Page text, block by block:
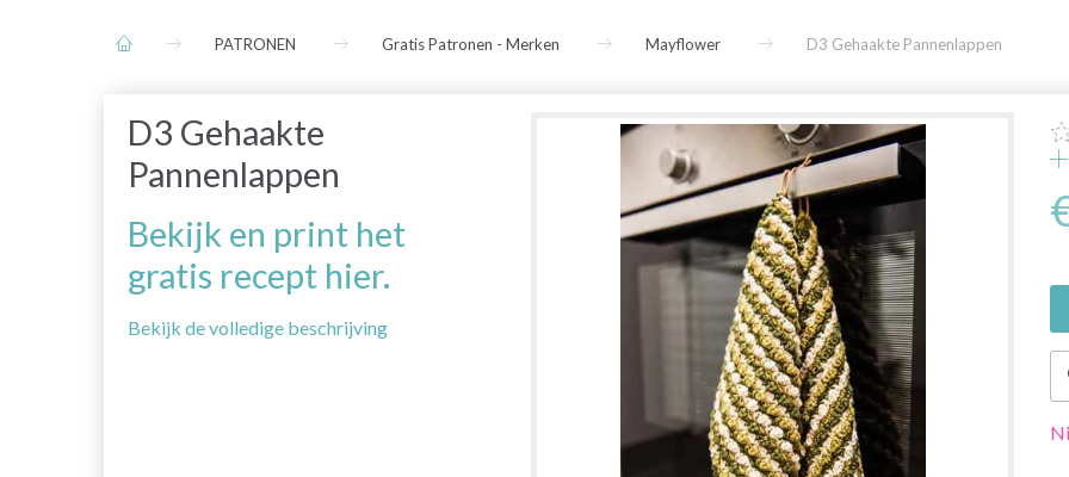
PATRONEN Gratis Patronen - Merken Mayflower D3 Gehaakte Pannenlappen
D3 Gehaakte
Pannenlappen
Bekijk en print het
gratis recept hier.
Bekijk de volledige beschrijving